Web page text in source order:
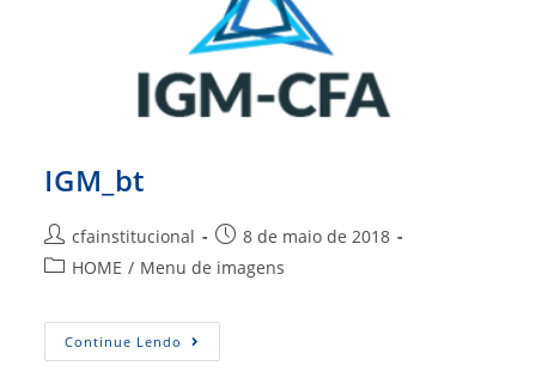
IGM_bt
Autor
do
cfainstitucional
Post
publicado:
8 de maio de 2018
Categoria
HOME / Menu de imagens
Continue Lendo IGM_bt